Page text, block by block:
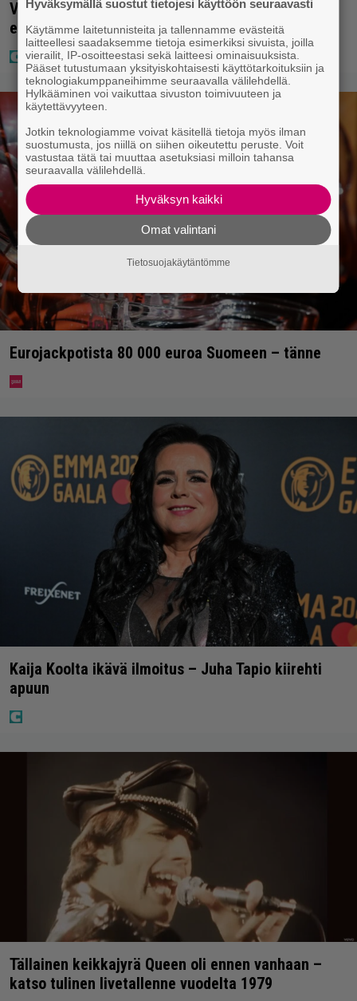
Vappu Pimiästä tuli miljoonikko – eikä yksi milli
edes riitä, näin se tapahtui
Eurojackpotista 80 000 euroa Suomeen – tänne
Kaija Koolta ikävä ilmoitus – Juha Tapio kiirehti
apuun
Tällainen keikkajyrä Queen oli ennen vanhaan –
katso tulinen livetallenne vuodelta 1979
Hyväksymällä suostut tietojesi käyttöön seuraavasti
Käytämme laitetunnisteita ja tallennamme evästeitä
laitteellesi saadaksemme tietoja esimerkiksi sivuista, joilla
vierailit, IP-osoitteestasi sekä laitteesi ominaisuuksista.
Pääset tutustumaan yksityiskohtaisesti käyttötarkoituksiin ja
teknologiakumppaneihimme seuraavalla välilehdellä.
Hylkääminen voi vaikuttaa sivuston toimivuuteen ja
käytettävyyteen.
Jotkin teknologiamme voivat käsitellä tietoja myös ilman
suostumusta, jos niillä on siihen oikeutettu peruste. Voit
vastustaa tätä tai muuttaa asetuksiasi milloin tahansa
seuraavalla välilehdellä.
Hyväksyn kaikki
Omat valintani
Tietosuojakäytäntömme